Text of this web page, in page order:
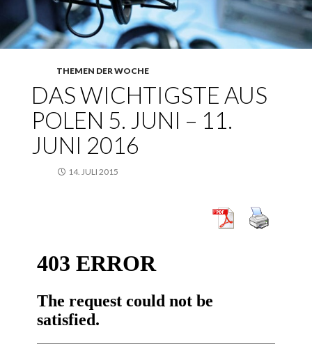
THEMEN DER WOCHE
DAS WICHTIGSTE AUS
POLEN 5. JUNI – 11.
JUNI 2016
14. JULI 2015